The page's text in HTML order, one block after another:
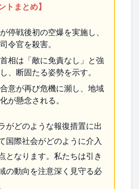
トまとめ】
停戦後初の空爆を実施し、
令官を殺害。
相は「敵に免責なし」と強
、断固たる姿勢を示す。
意が再び危機に瀕し、地域
が懸念される。
がどのような報復措置に出
国際社会がどのように介入
となります。私たちは引き
の動向を注意深く見守る必